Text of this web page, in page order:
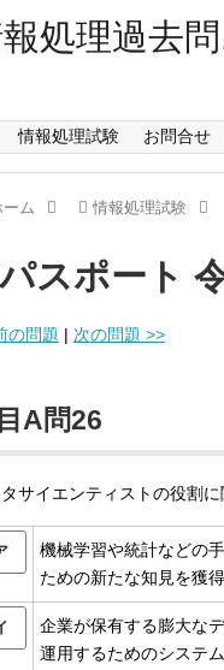
処理過去
情報処理試験 お問合せ
ーム 情報処理試験
スポート
の問題 | 次の問題 >>
A問26
サイエンティストの役割
機械学習や統計などの
ための新たな知見を獲得
企業が保有する膨大な
運用するためのシステ